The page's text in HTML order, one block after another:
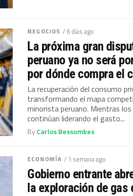
NEGOCIOS / 6 días ago
La próxima gran
peruano ya no será
por dónde compra el
La recuperación del consumo
transformando el mapa
minorista peruano. Mientras
continúan liderando el gasto...
ByCarlos Bessombes
ECONOMÍA / 1 semana ago
Gobierno entrante
la exploración de gas